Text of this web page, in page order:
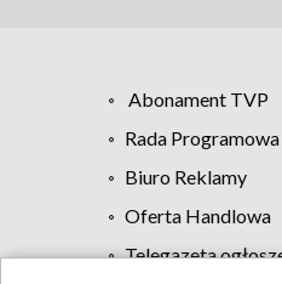
Abonament TVP
Rada Programowa
Biuro Reklamy
Oferta Handlowa
Telegazeta